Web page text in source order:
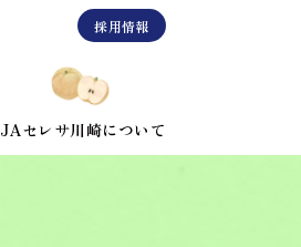
採用情報
JAセレサ川崎について